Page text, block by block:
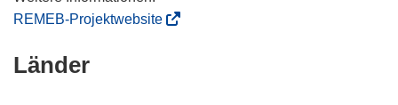
REMEB-Projektwebsite(
Länder